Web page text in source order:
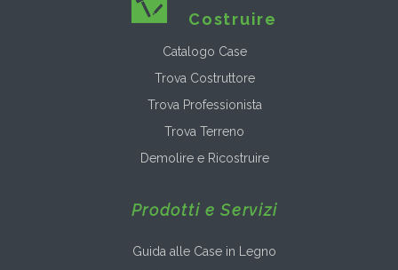
Costruire
Catalogo Case
Trova Costruttore
Trova Professionista
Trova Terreno
Demolire e Ricostruire
Prodotti e Servizi
Guida alle Case in Legno